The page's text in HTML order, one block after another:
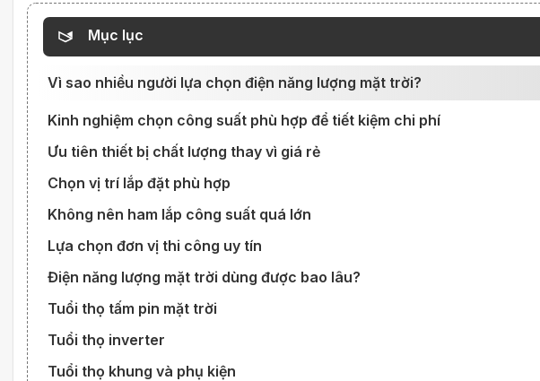
Mục lục
Vì sao nhiều người lựa chọn điện năng lượng mặt trời?
Kinh nghiệm chọn công suất phù hợp để tiết kiệm chi phí
Ưu tiên thiết bị chất lượng thay vì giá rẻ
Chọn vị trí lắp đặt phù hợp
Không nên ham lắp công suất quá lớn
Lựa chọn đơn vị thi công uy tín
Điện năng lượng mặt trời dùng được bao lâu?
Tuổi thọ tấm pin mặt trời
Tuổi thọ inverter
Tuổi thọ khung và phụ kiện